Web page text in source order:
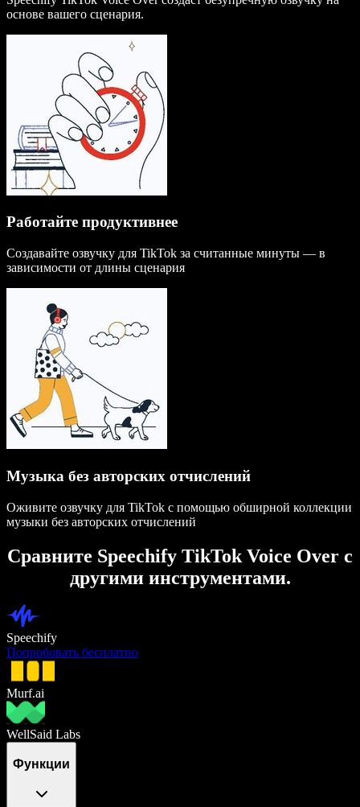
основе вашего сценария.
Работайте продуктивнее
Создавайте озвучку для TikTok за считанные минуты — в
зависимости от длины сценария
Музыка без авторских отчислений
Оживите озвучку для TikTok с помощью обширной коллекции
музыки без авторских отчислений
Сравните Speechify TikTok Voice Over с
другими инструментами.
Speechify
Попробовать бесплатно
Murf.ai
WellSaid Labs
Функции